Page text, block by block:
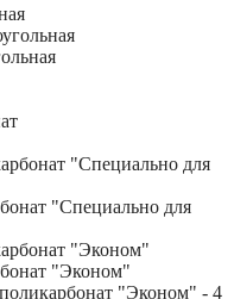
"Специально для
"Эконом"